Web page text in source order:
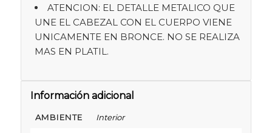
ATENCION: EL DETALLE METALICO QUE
UNE EL CABEZAL CON EL CUERPO VIENE
UNICAMENTE EN BRONCE. NO SE REALIZA
MAS EN PLATIL.
Información adicional
AMBIENTE Interior